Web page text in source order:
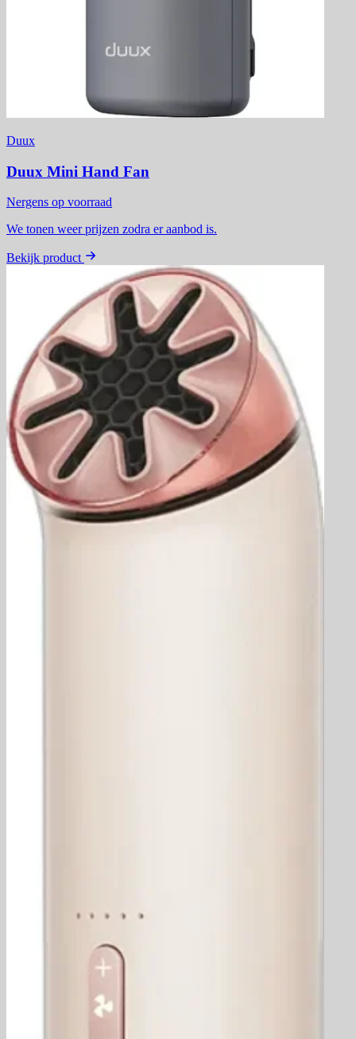
Duux
Duux Mini Hand Fan
Nergens op voorraad
We tonen weer prijzen zodra er aanbod is.
Bekijk product